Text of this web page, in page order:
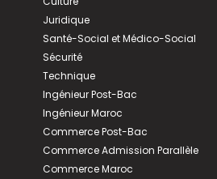
Juridique
Santé-Social et Médico-Social
Sécurité
Technique
Ingénieur Post-Bac
Ingénieur Maroc
Commerce Post-Bac
Commerce Admission Parallèle
Commerce Maroc